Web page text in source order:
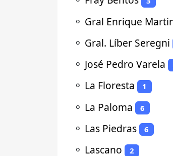
⚬ Gral Enrique
⚬ Gral. Líber Seregni
⚬ José Pedro Varela
⚬ La Floresta 1
⚬ La Paloma 6
⚬ Las Piedras 6
⚬ Lascano 2